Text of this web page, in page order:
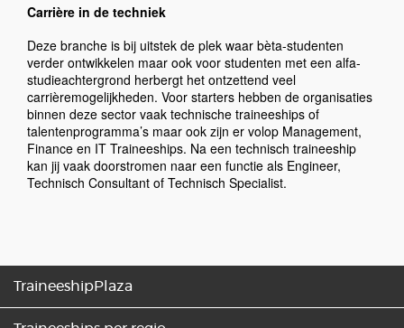
Carrière in de techniek
Deze branche is bij uitstek de plek waar bèta-studenten
verder ontwikkelen maar ook voor studenten met een alfa-
studieachtergrond herbergt het ontzettend veel
carrièremogelijkheden. Voor starters hebben de organisaties
binnen deze sector vaak technische traineeships of
talentenprogramma’s maar ook zijn er volop Management,
Finance en IT Traineeships. Na een technisch traineeship
kan jij vaak doorstromen naar een functie als Engineer,
Technisch Consultant of Technisch Specialist.
TraineeshipPlaza